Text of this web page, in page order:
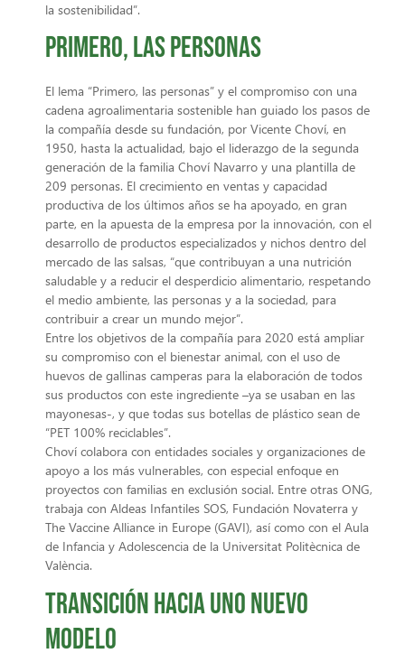
la sostenibilidad”.
Primero, las personas
El lema “Primero, las personas” y el compromiso con una
cadena agroalimentaria sostenible han guiado los pasos de
la compañía desde su fundación, por Vicente Choví, en
1950, hasta la actualidad, bajo el liderazgo de la segunda
generación de la familia Choví Navarro y una plantilla de
209 personas. El crecimiento en ventas y capacidad
productiva de los últimos años se ha apoyado, en gran
parte, en la apuesta de la empresa por la innovación, con el
desarrollo de productos especializados y nichos dentro del
mercado de las salsas, “que contribuyan a una nutrición
saludable y a reducir el desperdicio alimentario, respetando
el medio ambiente, las personas y a la sociedad, para
contribuir a crear un mundo mejor”.
Entre los objetivos de la compañía para 2020 está ampliar
su compromiso con el bienestar animal, con el uso de
huevos de gallinas camperas para la elaboración de todos
sus productos con este ingrediente –ya se usaban en las
mayonesas-, y que todas sus botellas de plástico sean de
“PET 100% reciclables”.
Choví colabora con entidades sociales y organizaciones de
apoyo a los más vulnerables, con especial enfoque en
proyectos con familias en exclusión social. Entre otras ONG,
trabaja con Aldeas Infantiles SOS, Fundación Novaterra y
The Vaccine Alliance in Europe (GAVI), así como con el Aula
de Infancia y Adolescencia de la Universitat Politècnica de
València.
Transición hacia uno nuevo
modelo